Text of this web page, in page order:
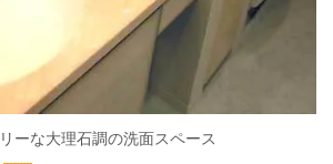
リーな大理石調の洗面スペース